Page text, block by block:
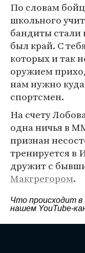
По словам
школьного
бандиты стали
был край. С
которых и так
оружием
нам нужно
спортсмен.
На счету
одна ничья в
признан
тренируется в
дружит с
Макгрегором.
Что происходит в
нашем YouTube-